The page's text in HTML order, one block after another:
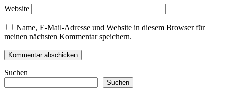
Website
Name, E-Mail-Adresse und Website in diesem Browser für
meinen nächsten Kommentar speichern.
Suchen
Suchen